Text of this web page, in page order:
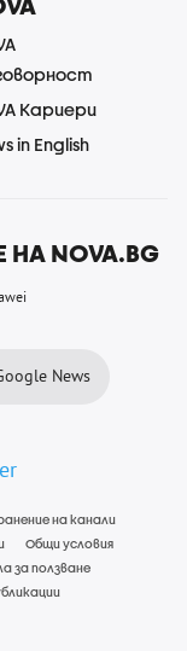
Кариери
in English
NOVA.BG
News
на канали
Общи условия
за ползване